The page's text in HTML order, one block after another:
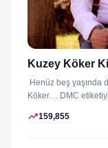
Kuzey Köker
Henüz beş yaşında
Köker… DMC
trending_up159,855